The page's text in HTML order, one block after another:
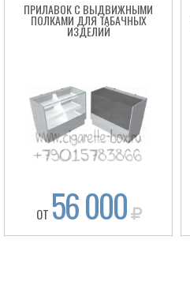
ПРИЛАВОК С ВЫДВИЖНЫМИ
ПОЛКАМИ ДЛЯ ТАБАЧНЫХ
ИЗДЕЛИЙ
ОТ 56 000